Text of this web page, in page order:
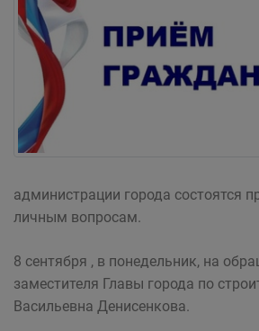
администрации города состоятся
личным вопросам.
8 сентября , в понедельник, на
заместителя Главы города по
Васильевна Денисенкова.